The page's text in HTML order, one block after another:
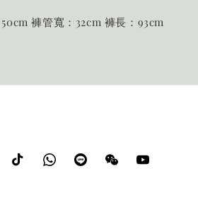
褲管寬：32cm 褲長：93cm